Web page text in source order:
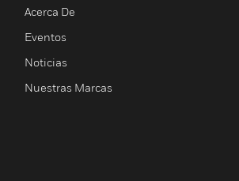
Acerca De
Eventos
Noticias
Nuestras Marcas